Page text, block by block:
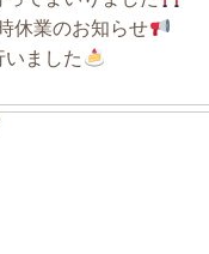
休業のお知らせ
ました